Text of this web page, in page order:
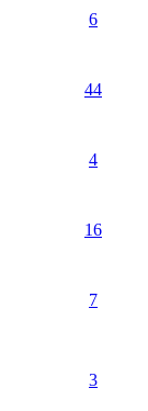
6
44
4
16
7
3